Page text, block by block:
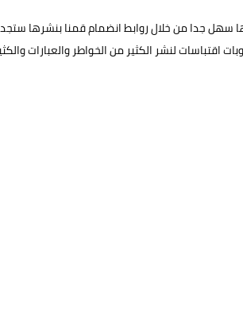
سهل جدا من خلال روابط انضمام قمنا بنشرها
اقتباسات لنشر الكثير من الخواطر والعبارات